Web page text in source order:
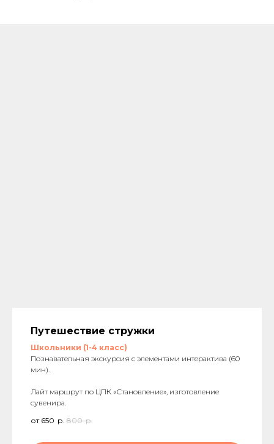
Путешествие стружки
Школьники (1-4 класс)
Познавательная экскурсия с элементами интерактива (60
мин).
Лайт маршрут по ЦПК «Становление», изготовление
сувенира.
от 650 р. 800 р.